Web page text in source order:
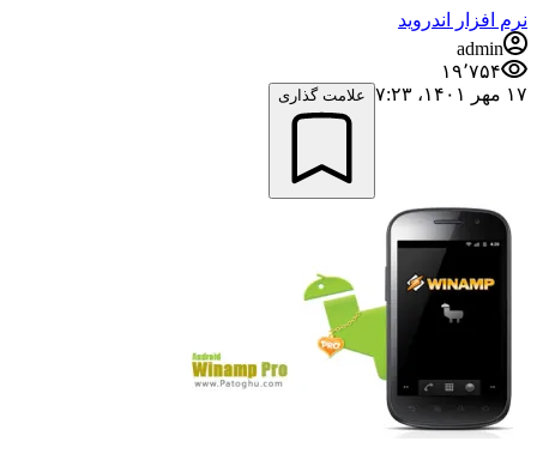
نرم افزار اندروید
admin
۱۹٬۷۵۴
۱۷ مهر ۱۴۰۱،‏ ۷:۲۳
علامت گذاری